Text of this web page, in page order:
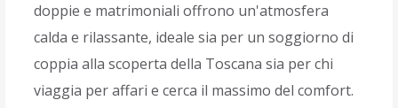
doppie e matrimoniali offrono un'atmosfera
calda e rilassante, ideale sia per un soggiorno di
coppia alla scoperta della Toscana sia per chi
viaggia per affari e cerca il massimo del comfort.